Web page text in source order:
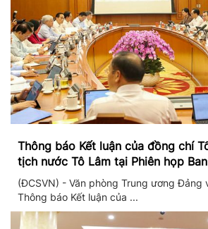
Thông báo Kết luận của đồng chí
tịch nước Tô Lâm tại Phiên họp
ương thực hiện Nghị quyết 57
(ĐCSVN) - Văn phòng Trung ương Đảng
Thông báo Kết luận của ...